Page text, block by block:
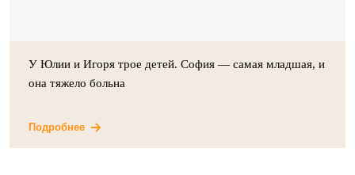
У Юлии и Игоря трое детей. София — самая младшая, и
она тяжело больна
Подробнее